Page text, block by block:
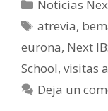
Noticias
Etiquetas
atrevia,
eurona, Next
School, visitas
Deja un